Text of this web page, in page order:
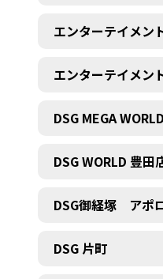
エンターテイメン
エンターテイメン
DSG MEGA WORLD
DSG WORLD 豊田
DSG御経塚 アポ
DSG 片町